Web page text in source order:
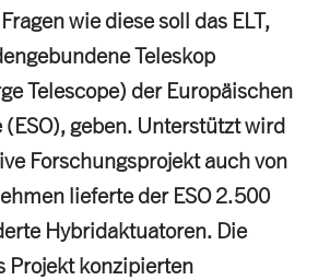
wie diese soll das ELT,
Teleskop
Telescope) der Europäischen
geben. Unterstützt wird
Forschungsprojekt auch von
lieferte der ESO 2.500
Hybridaktuatoren. Die
Projekt konzipierten